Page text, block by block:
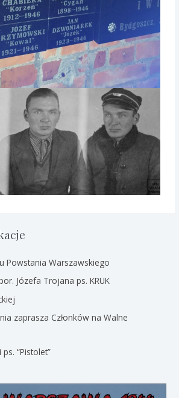
Powstania Warszawskiego
Józefa Trojana ps. KRUK
zaprasza Członków na Walne
“Pistolet”